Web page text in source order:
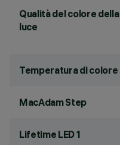
Qualità del colore della
luce
Temperatura di colore
MacAdam Step
Lifetime LED 1